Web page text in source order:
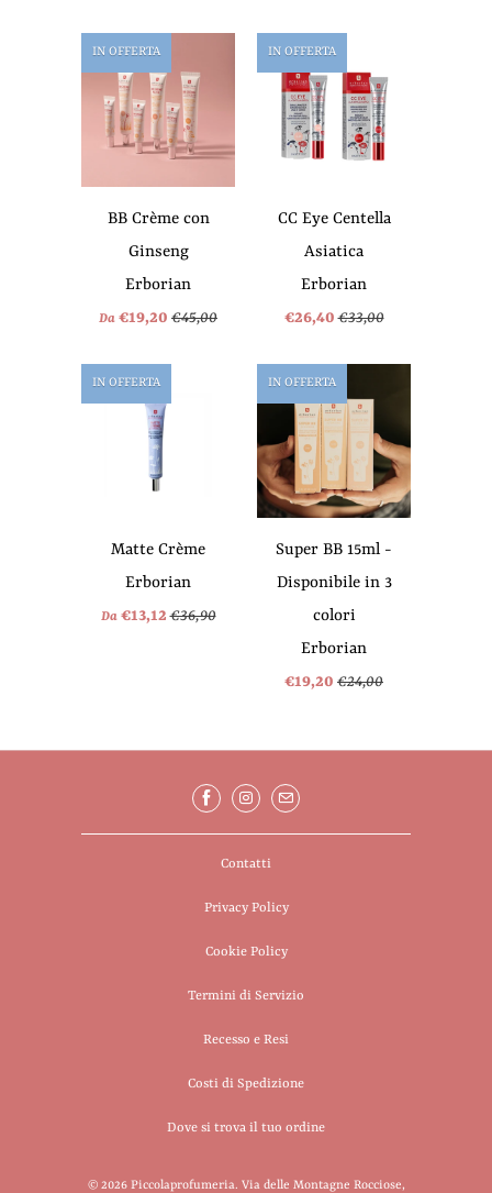
BB Crème con
Ginseng
Erborian
Da €19,20 €45,00
IN OFFERTA
CC Eye Centella
Asiatica
Erborian
€26,40 €33,00
IN OFFERTA
Matte Crème
Erborian
Da €13,12 €36,90
IN OFFERTA
Super BB 15ml -
Disponibile in 3
colori
Erborian
€19,20 €24,00
IN OFFERTA
Contatti
Privacy Policy
Cookie Policy
Termini di Servizio
Recesso e Resi
Costi di Spedizione
Dove si trova il tuo ordine
© 2026 Piccolaprofumeria. Via delle Montagne Rocciose,